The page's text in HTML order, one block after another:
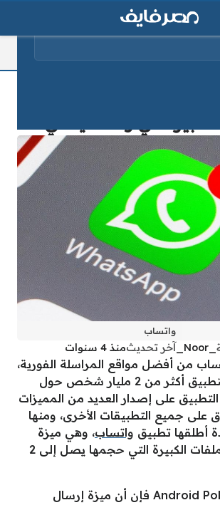
واتساب
آخر تحديثمنذ 4 سنوات
من أفضل مواقع المراسلة الفورية،
حيث يستخدم التطبيق أكثر من 2 مليار شخص حول
التطبيق على إصدار العديد من المميزات
على جميع التطبيقات الأخرى، ومنها
أطلقها تطبيق واتساب، وهي ميزة
تمكنك إرسال الملفات الكبيرة التي حجمها يصل إلى 2
ووفقًا موقع Android Police فإن أن ميزة إرسال